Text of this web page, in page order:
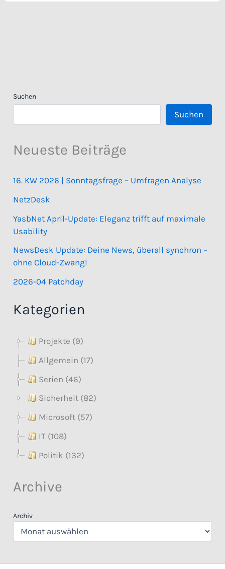
Suchen
Suchen
Neueste Beiträge
16. KW 2026 | Sonntagsfrage – Umfragen Analyse
NetzDesk
YasbNet April-Update: Eleganz trifft auf maximale
Usability
NewsDesk Update: Deine News, überall synchron –
ohne Cloud-Zwang!
2026-04 Patchday
Kategorien
Projekte (9)
Allgemein (17)
Serien (46)
Sicherheit (82)
Microsoft (57)
IT (108)
Politik (132)
Archive
Archiv